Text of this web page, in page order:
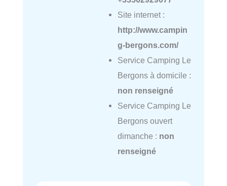
Site internet :
http://www.campin
g-bergons.com/
Service Camping Le
Bergons à domicile :
non renseigné
Service Camping Le
Bergons ouvert
dimanche : non
renseigné